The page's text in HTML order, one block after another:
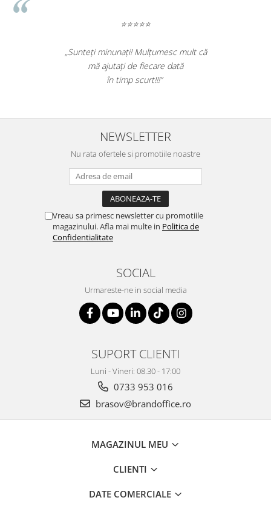
⭐⭐⭐⭐⭐
„Sunteți minunați! Mulțumesc mult că
mă ajutați de fiecare dată
în timp scurt!!!”
NEWSLETTER
Nu rata ofertele si promotiile noastre
Vreau sa primesc newsletter cu promotiile
magazinului. Afla mai multe in Politica de
Confidentialitate
SOCIAL
Urmareste-ne in social media
SUPORT CLIENTI
Luni - Vineri: 08.30 - 17:00
0733 953 016
brasov@brandoffice.ro
MAGAZINUL MEU
CLIENTI
DATE COMERCIALE